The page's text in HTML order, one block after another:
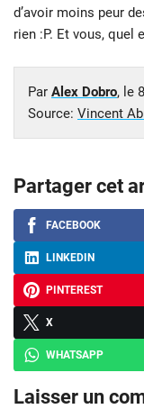
d’avoir moins peur
rien :P. Et vous, quel
Par Alex Dobro, le
Source: Vincent
Partager cet
FACEBOOK
LINKEDIN
PINTEREST
X
WHATSAPP
Laisser un